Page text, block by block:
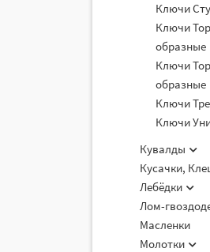
Ключи
Ключи
образные
Ключи
образные
Ключи
Ключи
Кувалды
Кусачки,
Лебёдки
Лом-
Масленки
Молотки